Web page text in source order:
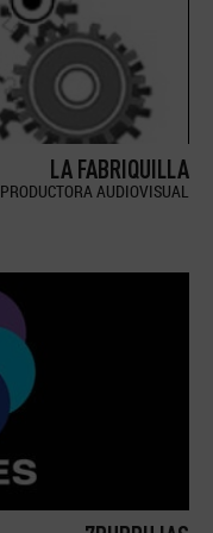
LA FABRIQUILLA
PRODUCTORA AUDIOVISUAL